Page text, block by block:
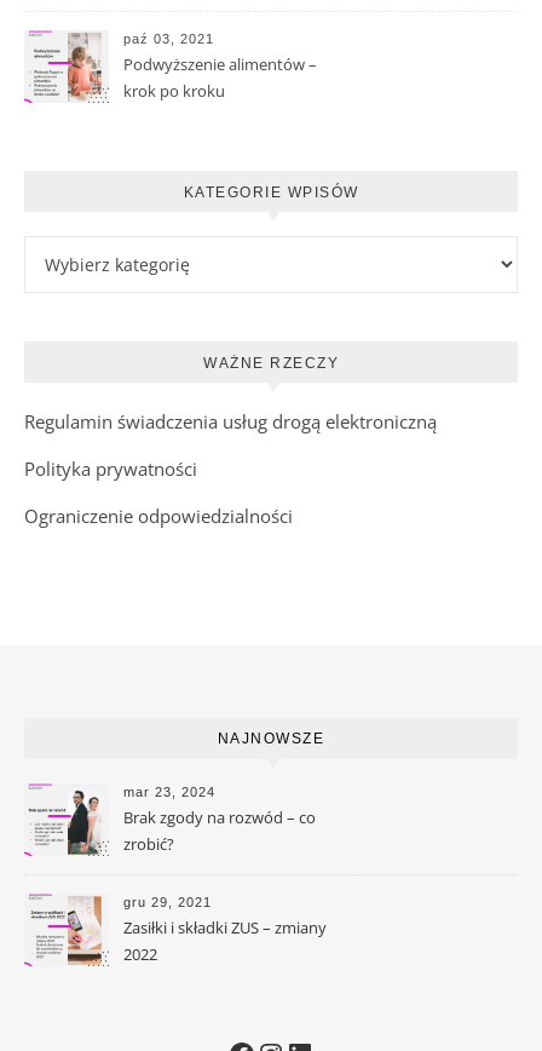
paź 03, 2021
Podwyższenie alimentów –
krok po kroku
KATEGORIE WPISÓW
WAŻNE RZECZY
Regulamin świadczenia usług drogą elektroniczną
Polityka prywatności
Ograniczenie odpowiedzialności
NAJNOWSZE
mar 23, 2024
Brak zgody na rozwód – co
zrobić?
gru 29, 2021
Zasiłki i składki ZUS – zmiany
2022